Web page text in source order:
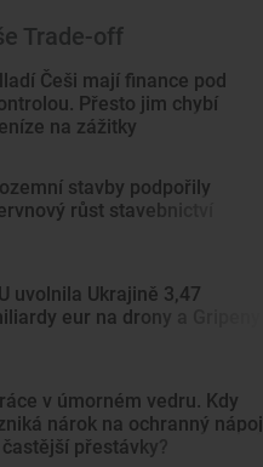
Trade-off
Češi mají finance pod
Přesto jim chybí
na zážitky
stavby podpořily
růst stavebnictví
uvolnila Ukrajině 3,47
eur na drony a Gripeny
v úmorném vedru. Kdy
nárok na ochranný nápoj
přestávky?